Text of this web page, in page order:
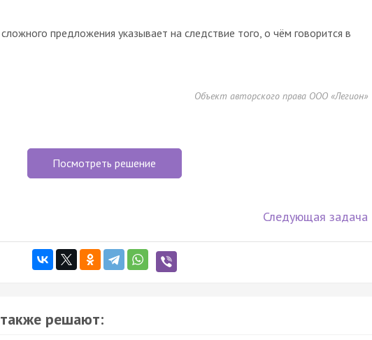
предложения указывает на следствие того, о чём говорится в
Объект авторского права ООО «Легион»
Посмотреть решение
Следующая задача
решают: